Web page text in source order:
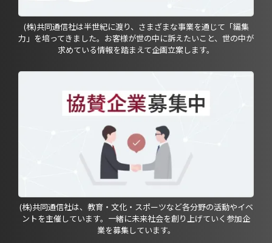
(株)共同通信社は半世紀に渡り、さまざまな事業を通じて「編集
力」を培ってきました。お客様が世の中に訴えたいこと、世の中が
求めている情報を踏まえて企画立案します。
(株)共同通信社は、教育・文化・スポーツなど各分野の活動やイベ
ントを主催しています。一緒に未来社会を創り上げていく参加企
業を募集しています。